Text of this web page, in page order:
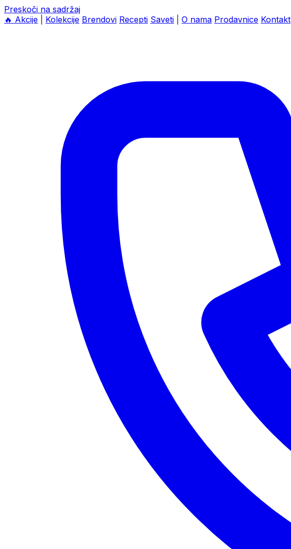
Preskoči na sadržaj
🔥 Akcije Kolekcije Brendovi Recepti Saveti O nama Prodavnice Kontakt